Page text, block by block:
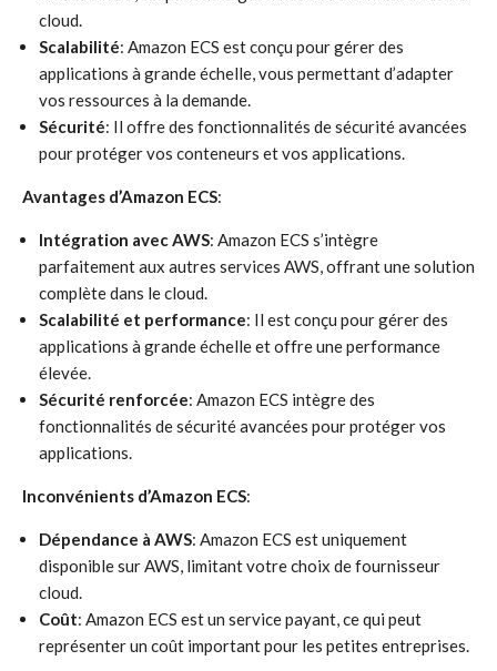
cloud.
Scalabilité: Amazon ECS est conçu pour gérer des
applications à grande échelle, vous permettant d’adapter
vos ressources à la demande.
Sécurité: Il offre des fonctionnalités de sécurité avancées
pour protéger vos conteneurs et vos applications.
Avantages d’Amazon ECS:
Intégration avec AWS: Amazon ECS s’intègre
parfaitement aux autres services AWS, offrant une solution
complète dans le cloud.
Scalabilité et performance: Il est conçu pour gérer des
applications à grande échelle et offre une performance
élevée.
Sécurité renforcée: Amazon ECS intègre des
fonctionnalités de sécurité avancées pour protéger vos
applications.
Inconvénients d’Amazon ECS:
Dépendance à AWS: Amazon ECS est uniquement
disponible sur AWS, limitant votre choix de fournisseur
cloud.
Coût: Amazon ECS est un service payant, ce qui peut
représenter un coût important pour les petites entreprises.